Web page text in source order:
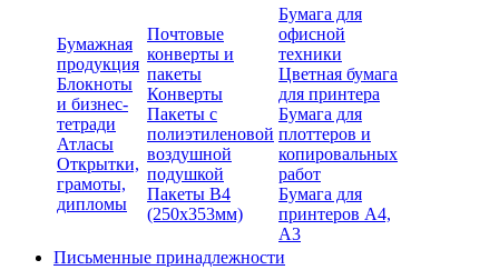
Бумажная
продукция
Блокноты
и бизнес-
тетради
Атласы
Открытки,
грамоты,
дипломы
Почтовые
конверты и
пакеты
Конверты
Пакеты с
полиэтиленовой
воздушной
подушкой
Пакеты В4
(250х353мм)
Бумага для
офисной
техники
Цветная бумага
для принтера
Бумага для
плоттеров и
копировальных
работ
Бумага для
принтеров А4,
А3
Письменные принадлежности